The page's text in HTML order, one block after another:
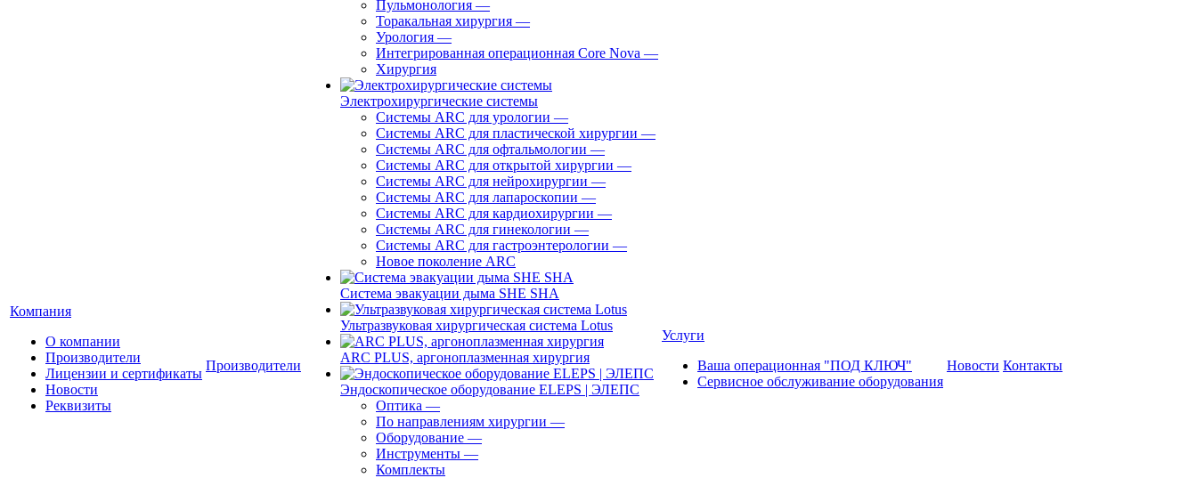
Компания
О компании
Производители
Лицензии и сертификаты
Новости
Реквизиты
Производители
Пульмонология —
Торакальная хирургия —
Урология —
Интегрированная операционная Core Nova —
Хирургия
Электрохирургические системы
Системы ARC для урологии —
Системы ARC для пластической хирургии —
Системы ARC для офтальмологии —
Системы ARC для открытой хирургии —
Системы ARC для нейрохирургии —
Системы ARC для лапароскопии —
Системы ARC для кардиохирургии —
Системы ARC для гинекологии —
Системы ARC для гастроэнтерологии —
Новое поколение ARC
Система эвакуации дыма SHE SHA
Ультразвуковая хирургическая система Lotus
ARC PLUS, аргоноплазменная хирургия
Эндоскопическое оборудование ELEPS | ЭЛЕПС
Оптика —
По направлениям хирургии —
Оборудование —
Инструменты —
Комплекты
Услуги
Ваша операционная "ПОД КЛЮЧ"
Сервисное обслуживание оборудования
Новости Контакты